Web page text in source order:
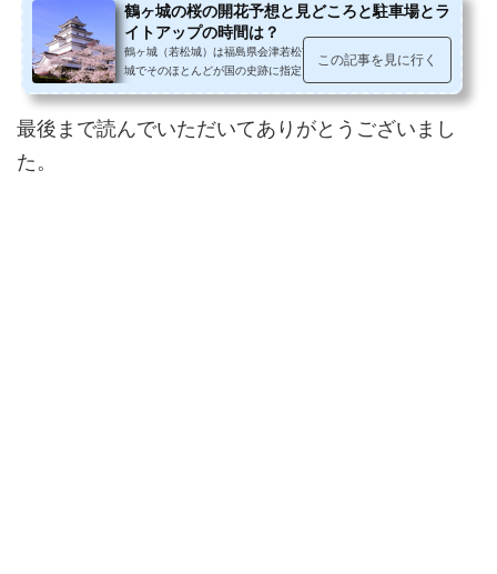
鶴ヶ城の桜の開花予想と見どころと駐車場とラ
イトアップの時間は？
鶴ヶ城（若松城）は福島県会津若松市追手町にある、福島県の名
城でそのほとんどが国の史跡に指定されています。城跡は鶴ヶ城
この記事を見に行く
最後まで読んでいただいてありがとうございまし
た。